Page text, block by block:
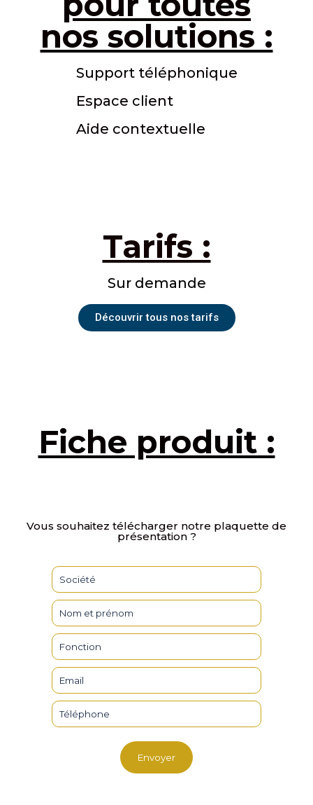
nos solutions :
Support téléphonique
Espace client
Aide contextuelle
Tarifs :
Sur demande
Découvrir tous nos tarifs
Fiche produit :
Vous souhaitez télécharger notre plaquette de
présentation ?